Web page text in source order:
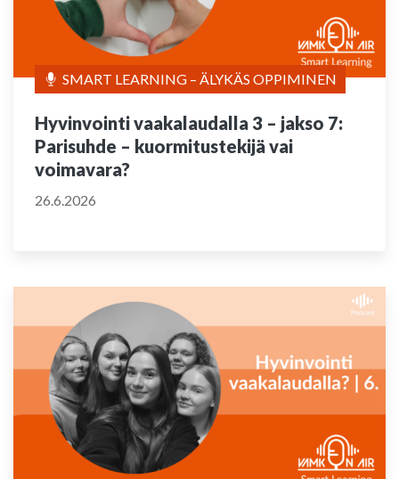
SMART LEARNING – ÄLYKÄS OPPIMINEN
Hyvinvointi vaakalaudalla 3 – jakso 7:
Parisuhde – kuormitustekijä vai
voimavara?
26.6.2026